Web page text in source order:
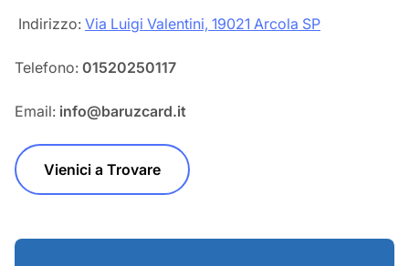
‎‎ Indirizzo: Via Luigi Valentini, 19021 Arcola SP
Telefono: 01520250117
Email: info@baruzcard.it
Vienici a Trovare